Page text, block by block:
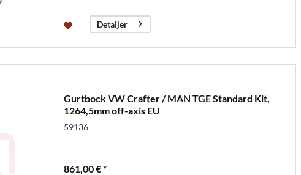
Detaljer
Gurtbock VW Crafter / MAN TGE Standard Kit,
1264,5mm off-axis EU
59136
861,00 € *